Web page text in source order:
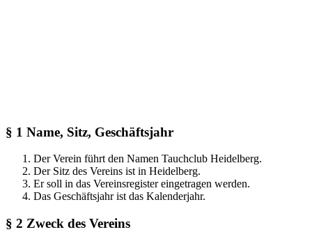
§ 1 Name, Sitz, Geschäftsjahr
Der Verein führt den Namen Tauchclub Heidelberg.
Der Sitz des Vereins ist in Heidelberg.
Er soll in das Vereinsregister eingetragen werden.
Das Geschäftsjahr ist das Kalenderjahr.
§ 2 Zweck des Vereins